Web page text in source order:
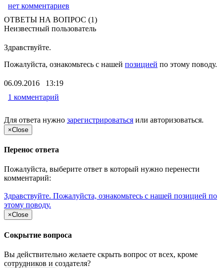
нет комментариев
ОТВЕТЫ НА ВОПРОС (1)
Неизвестный пользователь
Здравствуйте.
Пожалуйста, ознакомьтесь с нашей позицией по этому поводу.
06.09.2016 13:19
1 комментарий
Для ответа нужно зарегистрироваться или авторизоваться.
×Close
Перенос ответа
Пожалуйста, выберите ответ в который нужно перенести
комментарий:
Здравствуйте. Пожалуйста, ознакомьтесь с нашей позицией по
этому поводу.
×Close
Сокрытие вопроса
Вы действительно желаете скрыть вопрос от всех, кроме
сотрудников и создателя?